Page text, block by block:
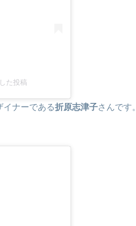
た投稿
イナーである折原志津子さんです。